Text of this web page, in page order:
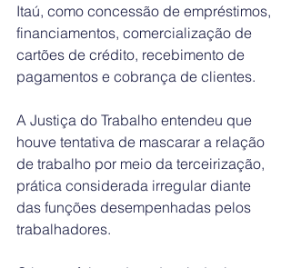
Itaú, como concessão de empréstimos,
financiamentos, comercialização de
cartões de crédito, recebimento de
pagamentos e cobrança de clientes.
A Justiça do Trabalho entendeu que
houve tentativa de mascarar a relação
de trabalho por meio da terceirização,
prática considerada irregular diante
das funções desempenhadas pelos
trabalhadores.